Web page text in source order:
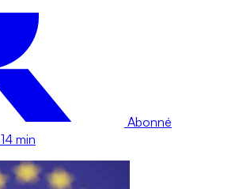
Abonné
14 min